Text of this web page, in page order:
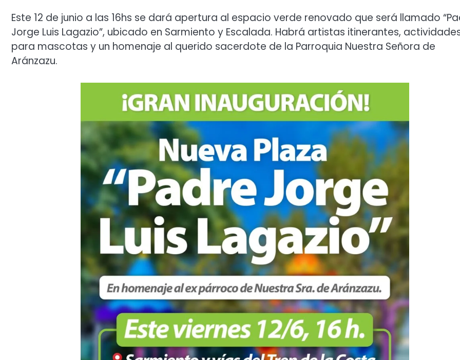
Este 12 de junio a las 16hs se dará apertura al espacio verde renovado que será llamado
Jorge Luis Lagazio”, ubicado en Sarmiento y Escalada. Habrá artistas itinerantes,
para mascotas y un homenaje al querido sacerdote de la Parroquia Nuestra Señora de
Aránzazu.